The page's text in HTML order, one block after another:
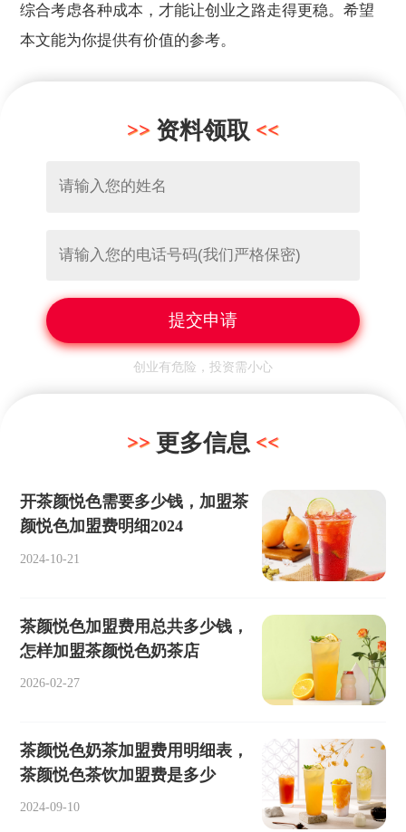
综合考虑各种成本，才能让创业之路走得更稳。希望
本文能为你提供有价值的参考。
资料领取
创业有危险，投资需小心
更多信息
开茶颜悦色需要多少钱，加盟茶
颜悦色加盟费明细2024
2024-10-21
茶颜悦色加盟费用总共多少钱，
怎样加盟茶颜悦色奶茶店
2026-02-27
茶颜悦色奶茶加盟费用明细表，
茶颜悦色茶饮加盟费是多少
2024-09-10